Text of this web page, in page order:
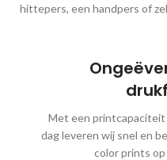
hittepers, een handpers of
Met een printcapaciteit
dag leveren wij snel en
color prints